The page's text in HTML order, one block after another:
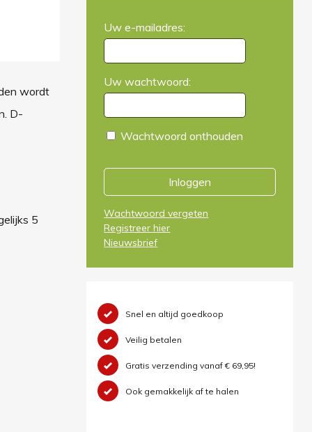
wordt
D-
5
Uw e-mailadres:
Uw wachtwoord:
Wachtwoord onthouden
Inloggen
Wachtwoord vergeten
Registreer hier
Nieuwsbrief
Snel en altijd goedkoop
Veilig betalen
Gratis verzending vanaf € 69,95!
Ook gemakkelijk af te halen